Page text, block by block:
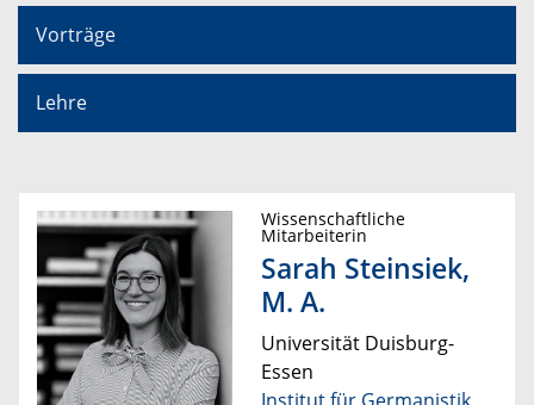
Vorträge
Lehre
Wissenschaftliche
Mitarbeiterin
Sarah Steinsiek,
M. A.
Universität Duisburg-
Essen